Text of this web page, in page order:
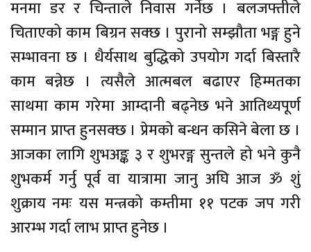
मनमा डर र चिन्ताले निवास गर्नेछ । बलजफ्तीले
चिताएको काम बिग्रन सक्छ । पुरानो सम्झौता भङ्ग हुने
सम्भावना छ । धैर्यसाथ बुद्धिको उपयोग गर्दा बिस्तारै
काम बन्नेछ । त्यसैले आत्मबल बढाएर हिम्मतका
साथमा काम गरेमा आम्दानी बढ्नेछ भने आतिथ्यपूर्ण
सम्मान प्राप्त हुनसक्छ । प्रेमको बन्धन कसिने बेला छ ।
आजका लागि शुभअङ्क ३ र शुभरङ्ग सुन्तले हो भने कुनै
शुभकर्म गर्नु पूर्व वा यात्रामा जानु अघि आज ॐ शुं
शुक्राय नमः यस मन्त्रको कम्तीमा ११ पटक जप गरी
आरम्भ गर्दा लाभ प्राप्त हुनेछ ।